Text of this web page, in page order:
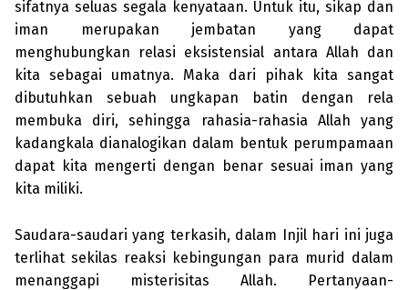
sifatnya seluas segala kenyataan. Untuk itu, sikap dan
iman merupakan jembatan yang dapat
menghubungkan relasi eksistensial antara Allah dan
kita sebagai umatnya. Maka dari pihak kita sangat
dibutuhkan sebuah ungkapan batin dengan rela
membuka diri, sehingga rahasia-rahasia Allah yang
kadangkala dianalogikan dalam bentuk perumpamaan
dapat kita mengerti dengan benar sesuai iman yang
kita miliki.
Saudara-saudari yang terkasih, dalam Injil hari ini juga
terlihat sekilas reaksi kebingungan para murid dalam
menanggapi misterisitas Allah. Pertanyaan-